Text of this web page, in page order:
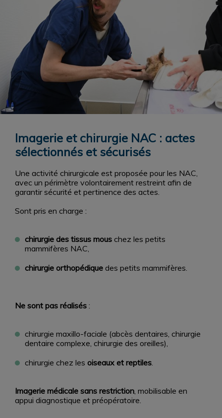
Imagerie et chirurgie NAC : actes
sélectionnés et sécurisés
Une activité chirurgicale est proposée pour les NAC,
avec un périmètre volontairement restreint afin de
garantir sécurité et pertinence des actes.
Sont pris en charge :
chirurgie des tissus mous chez les petits
mammifères NAC,
chirurgie orthopédique des petits mammifères.
Ne sont pas réalisés :
chirurgie maxillo-faciale (abcès dentaires, chirurgie
dentaire complexe, chirurgie des oreilles),
chirurgie chez les oiseaux et reptiles
Imagerie médicale sans restriction , mobilisable en
appui diagnostique et préopératoire.